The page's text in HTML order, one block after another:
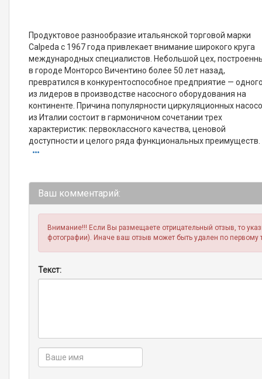
Продуктовое разнообразие итальянской торговой марки
Calpeda с 1967 года привлекает внимание широкого круга
международных специалистов. Небольшой цех,
в городе Монторсо Вичентино более 50 лет назад,
превратился в конкурентоспособное предприятие —
из лидеров в производстве насосного оборудования на
континенте. Причина популярности циркуляционных
из Италии состоит в гармоничном сочетании трех
характеристик: первоклассного качества, ценовой
доступности и целого ряда функциональных преимуществ.
Ваш комментарий:
Внимание!!! Если Вы размещаете отрицательный отзыв, то
фотографии). Иначе ваш отзыв может быть удален по первому
Текст: